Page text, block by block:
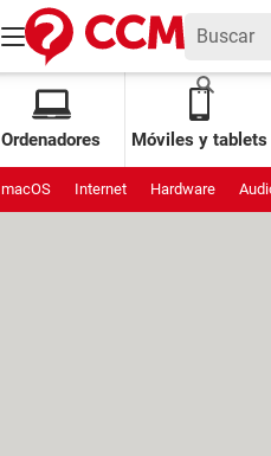
Ordenadores Móviles y tablets
macOS Internet Hardware